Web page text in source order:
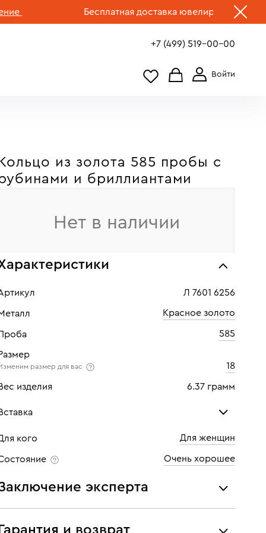
Бесплатная доставка ювелирных изделий по
+7 (499) 519-00-00
Кольцо из золота 585 пробы c
и бриллиантами
Нет в наличии
Л 7601 6256
Красное золото
585
размер для вас 18
изделия 6.37 грамм
Рубин
Количество 13 шт
Каратность 2,21
кого Для женщин
Очень хорошее
эксперта
украшения проходят экспертизу подлинности и
характеристикам ювелирных изделий,
Гарантия и возврат